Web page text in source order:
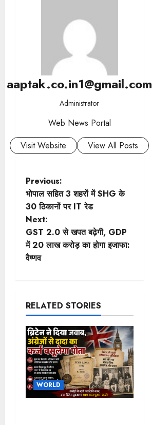
aaptak.co.in1@gmail.com
Administrator
Web News Portal
Visit Website
View All Posts
P
o
s
t
v
i
g
a
t
Previous:
भोपाल सहित 3 शहरों में SHG के
30 ठिकानों पर IT रेड
Next:
GST 2.0 से खपत बढ़ेगी, GDP
में 20 लाख करोड़ का होगा इजाफा:
वैष्णव
RELATED STORIES
WORLD